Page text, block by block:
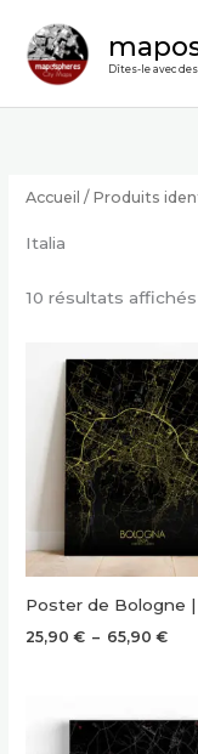
contenu
Dîtes-le avec
Accueil / Produits
Italia
10 résultats affichés
Poster de Bologne
25,90€ – 65,90€